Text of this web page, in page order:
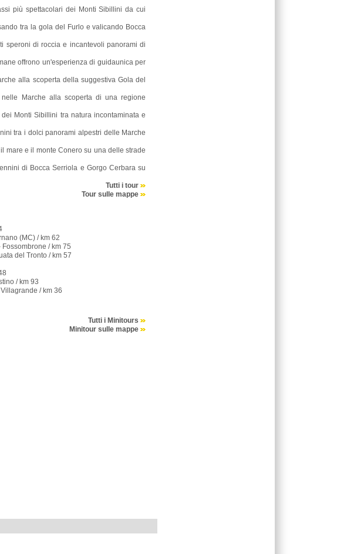
più spettacolari dei Monti Sibillini da cui
tra la gola del Furlo e valicando Bocca
speroni di roccia e incantevoli panorami di
offrono un'esperienza di guidaunica per
alla scoperta della suggestiva Gola del
nelle Marche alla scoperta di una regione
Monti Sibillini tra natura incontaminata e
tra i dolci panorami alpestri delle Marche
mare e il monte Conero su una delle strade
di Bocca Serriola e Gorgo Cerbara su
Tutti i tour
Tour sulle mappe
(MC) / km 62
/ km 75
del Tronto / km 57
/ km 93
/ km 36
Tutti i Minitours
Minitour sulle mappe